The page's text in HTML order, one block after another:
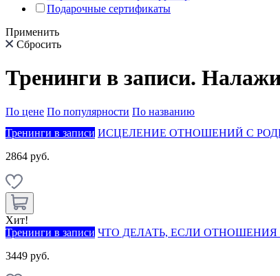
Подарочные сертификаты
Применить
Сбросить
Тренинги в записи.
По цене По популярности По названию
Тренинги в записи ИСЦЕЛЕНИЕ ОТНОШЕНИЙ С
2864 руб.
Хит!
Тренинги в записи ЧТО ДЕЛАТЬ, ЕСЛИ
3449 руб.